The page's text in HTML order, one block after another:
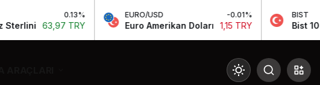
TRY
EURO/USD
Euro Amerikan Doları 1,15 TRY
BIST
Bist 100
Mod